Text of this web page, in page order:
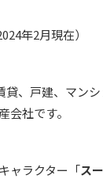
年2月現在）
貸、戸建、マン
会社です。
ャラクター「ス